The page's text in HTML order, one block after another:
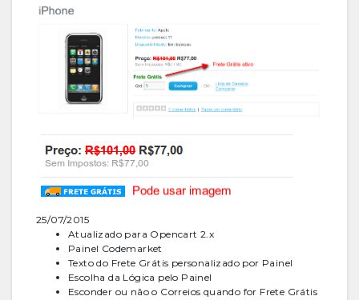
25/07/2015
Atualizado para Opencart 2.x
Painel Codemarket
Texto do Frete Grátis personalizado por Painel
Escolha da Lógica pelo Painel
Esconder ou não o Correios quando for Frete Grátis